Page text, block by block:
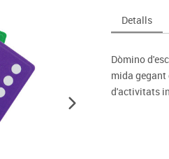
Ciències
Videoprojecció
Detalls
Dòmino
mida gegant
d'activitats